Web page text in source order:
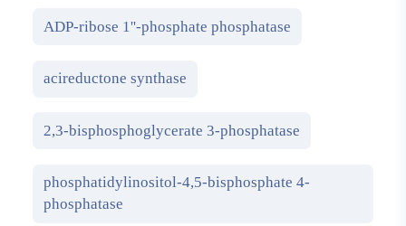
ADP-ribose 1''-phosphate phosphatase
acireductone synthase
2,3-bisphosphoglycerate 3-phosphatase
phosphatidylinositol-4,5-bisphosphate 4-
phosphatase